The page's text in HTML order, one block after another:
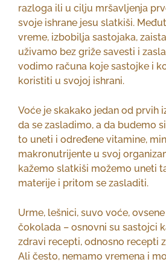
razloga ili u cilju mršavljenja
svoje ishrane jesu slatkiši.
vreme, izbobilja sastojaka,
uživamo bez griže savesti i
vodimo računa koje sastojke i
koristiti u svojoj ishrani.
Voće je skakako jedan od prvih
da se zasladimo, a da budemo
to uneti i određene vitamine,
makronutrijente u svoj
kažemo slatkiši možemo uneti
materije i pritom se zasladiti.
Urme, lešnici, suvo voće,
čokolada – osnovni su sastojci
zdravi recepti, odnosno recepti
Ali često, nemamo vremena i